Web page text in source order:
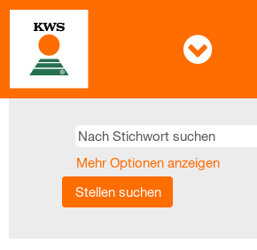
Mehr Optionen anzeigen